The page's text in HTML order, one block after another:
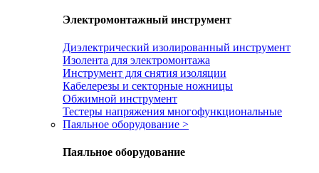
Электромонтажный инструмент
Диэлектрический изолированный инструмент
Изолента для электромонтажа
Инструмент для снятия изоляции
Кабелерезы и секторные ножницы
Обжимной инструмент
Тестеры напряжения многофункциональные
Паяльное оборудование >
Паяльное оборудование